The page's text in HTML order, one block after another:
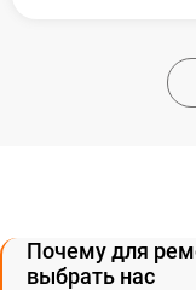
Почему для
выбрать нас